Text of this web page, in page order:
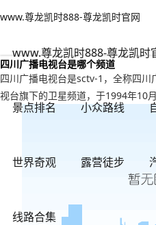
www.尊龙凯时888-尊龙凯时官网
www.尊龙凯时888-尊龙凯时
景点排名 小众路线
世界奇观 露营徒步
线路合集
www.尊龙凯时888-尊龙凯时官网
都江堰广播电视(成都399电视塔能
四川广播电视台是哪个频道
四川广播电视台是sctv-1，全称四
视台旗下的卫星频道，于1994年10月